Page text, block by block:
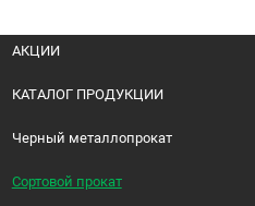
АКЦИИ
КАТАЛОГ ПРОДУКЦИИ
Черный металлопрокат
Сортовой прокат